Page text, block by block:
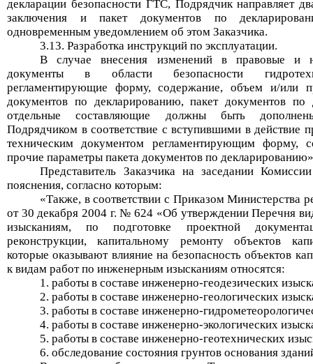
декларации безопасности ГТС, Подрядчик направляет
заключения и пакет документов по
одновременным уведомлением об этом Заказчика.
3.13. Разработка инструкций по эксплуатации.
В случае внесения изменений в правовые и
документы в области безопасности
регламентирующие форму, содержание, объем и/или
документов по декларированию, пакет документов по
отдельные составляющие должны быть
Подрядчиком в соответствие с вступившими в действие
техническим документом регламентирующим форму,
прочие параметры пакета документов по декларированию
Представитель Заказчика на заседании
пояснения, согласно которым:
«Также, в соответствии с Приказом Министерства
от 30 декабря 2004 г. № 624 «Об утверждении Перечня
изысканиям, по подготовке проектной
реконструкции, капитальному ремонту объектов
которые оказывают влияние на безопасность объектов
к видам работ по инженерным изысканиям относятся:
1. работы в составе инженерно-геодезических
2. работы в составе инженерно-геологических
3. работы в составе инженерно-
4. работы в составе инженерно-экологических
5. работы в составе инженерно-геотехнических
6. обследование состояния грунтов основания